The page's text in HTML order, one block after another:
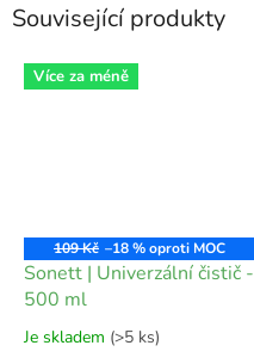
Související produkty
Více za méně
109 Kč –18 %
Sonett | Univerzální čistič -
500 ml
Je skladem (>5 ks)